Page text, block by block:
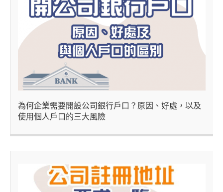
為何企業需要開設公司銀行戶口？原因、好處，以及
使用個人戶口的三大風險